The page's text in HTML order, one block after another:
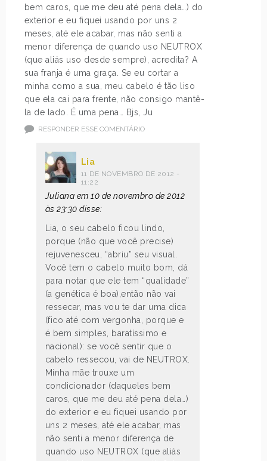
bem caros, que me deu até pena dela…) do
exterior e eu fiquei usando por uns 2
meses, até ele acabar, mas não senti a
menor diferença de quando uso NEUTROX
(que aliás uso desde sempre), acredita? A
sua franja é uma graça. Se eu cortar a
minha como a sua, meu cabelo é tão liso
que ela cai para frente, não consigo mantê-
la de lado. É uma pena… Bjs, Ju
RESPONDER ESSE COMENTÁRIO
Lia
11 DE NOVEMBRO DE 2012 -
11:22
Juliana em 10 de novembro de 2012
às 23:30 disse:
Lia, o seu cabelo ficou lindo,
porque (não que você precise)
rejuvenesceu, “abriu” seu visual.
Você tem o cabelo muito bom, dá
para notar que ele tem “qualidade”
(a genética é boa),então não vai
ressecar, mas vou te dar uma dica
(fico até com vergonha, porque e
é bem simples, baratíssimo e
nacional): se você sentir que o
cabelo ressecou, vai de NEUTROX.
Minha mãe trouxe um
condicionador (daqueles bem
caros, que me deu até pena dela…)
do exterior e eu fiquei usando por
uns 2 meses, até ele acabar, mas
não senti a menor diferença de
quando uso NEUTROX (que aliás